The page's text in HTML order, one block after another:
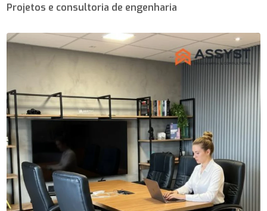
Projetos e consultoria de engenharia